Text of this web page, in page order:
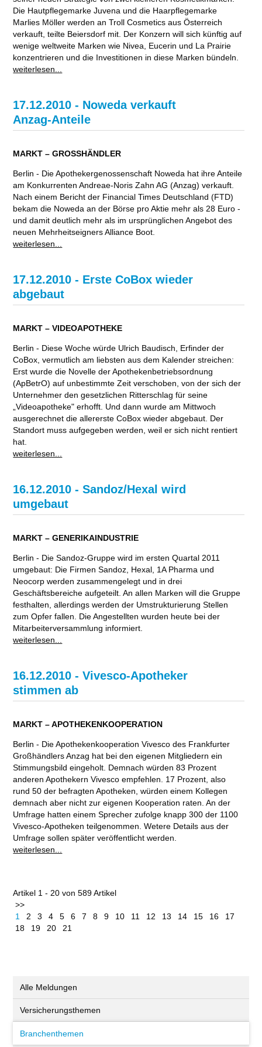
Die Hautpflegemarke Juvena und die Haarpflegemarke
Marlies Möller werden an Troll Cosmetics aus Österreich
verkauft, teilte Beiersdorf mit. Der Konzern will sich künftig auf
wenige weltweite Marken wie Nivea, Eucerin und La Prairie
konzentrieren und die Investitionen in diese Marken bündeln.
weiterlesen...
17.12.2010 - Noweda verkauft
Anzag-Anteile
MARKT – GROSSHÄNDLER
Berlin - Die Apothekergenossenschaft Noweda hat ihre Anteile
am Konkurrenten Andreae-Noris Zahn AG (Anzag) verkauft.
Nach einem Bericht der Financial Times Deutschland (FTD)
bekam die Noweda an der Börse pro Aktie mehr als 28 Euro -
und damit deutlich mehr als im ursprünglichen Angebot des
neuen Mehrheitseigners Alliance Boot.
weiterlesen...
17.12.2010 - Erste CoBox wieder
abgebaut
MARKT – VIDEOAPOTHEKE
Berlin - Diese Woche würde Ulrich Baudisch, Erfinder der
CoBox, vermutlich am liebsten aus dem Kalender streichen:
Erst wurde die Novelle der Apothekenbetriebsordnung
(ApBetrO) auf unbestimmte Zeit verschoben, von der sich der
Unternehmer den gesetzlichen Ritterschlag für seine
„Videoapotheke" erhofft. Und dann wurde am Mittwoch
ausgerechnet die allererste CoBox wieder abgebaut. Der
Standort muss aufgegeben werden, weil er sich nicht rentiert
hat.
weiterlesen...
16.12.2010 - Sandoz/Hexal wird
umgebaut
MARKT – GENERIKAINDUSTRIE
Berlin - Die Sandoz-Gruppe wird im ersten Quartal 2011
umgebaut: Die Firmen Sandoz, Hexal, 1A Pharma und
Neocorp werden zusammengelegt und in drei
Geschäftsbereiche aufgeteilt. An allen Marken will die Gruppe
festhalten, allerdings werden der Umstrukturierung Stellen
zum Opfer fallen. Die Angestellten wurden heute bei der
Mitarbeiterversammlung informiert.
weiterlesen...
16.12.2010 - Vivesco-Apotheker
stimmen ab
MARKT – APOTHEKENKOOPERATION
Berlin - Die Apothekenkooperation Vivesco des Frankfurter
Großhändlers Anzag hat bei den eigenen Mitgliedern ein
Stimmungsbild eingeholt. Demnach würden 83 Prozent
anderen Apothekern Vivesco empfehlen. 17 Prozent, also
rund 50 der befragten Apotheken, würden einem Kollegen
demnach aber nicht zur eigenen Kooperation raten. An der
Umfrage hatten einem Sprecher zufolge knapp 300 der 1100
Vivesco-Apotheken teilgenommen. Wetere Details aus der
Umfrage sollen später veröffentlicht werden.
weiterlesen...
Artikel 1 - 20 von 589 Artikel
>>
1
2 3 4 5 6 7 8 9 10 11 12 13 14 15 16
17
18
19 20 21
Alle Meldungen
Versicherungsthemen
Branchenthemen